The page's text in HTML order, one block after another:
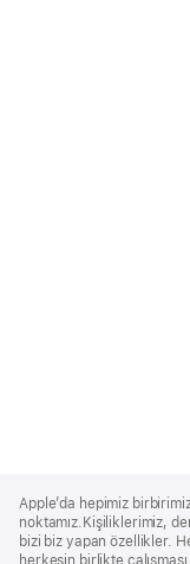
Footer
Apple’da hepimiz
noktamız.Kişiliklerimiz,
bizi biz yapan özellikler.
herkesin birlikte